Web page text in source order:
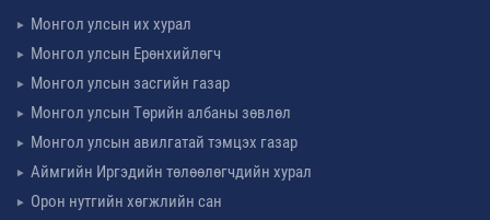
Монгол улсын их хурал
Монгол улсын Ерөнхийлөгч
Монгол улсын засгийн газар
Монгол улсын Төрийн албаны зөвлөл
Монгол улсын авилгатай тэмцэх газар
Аймгийн Иргэдийн төлөөлөгчдийн хурал
Орон нутгийн хөгжлийн сан